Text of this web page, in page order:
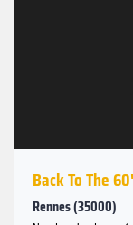
Back To The
Rennes (35000)